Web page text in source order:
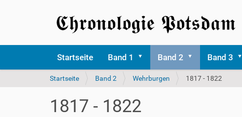
Startseite Band 1 Band 2 Band 3
S
Startseite Band 2 Wehrburgen 1817 - 1822
1817 - 1822